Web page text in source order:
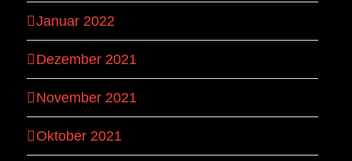
Januar 2022
Dezember 2021
November 2021
Oktober 2021